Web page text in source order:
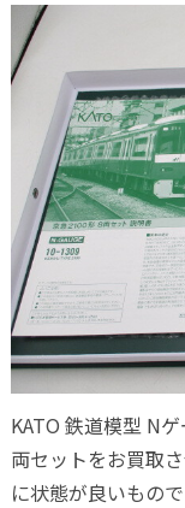
KATO 鉄道模型 N
両セットをお買取
に状態が良いもの